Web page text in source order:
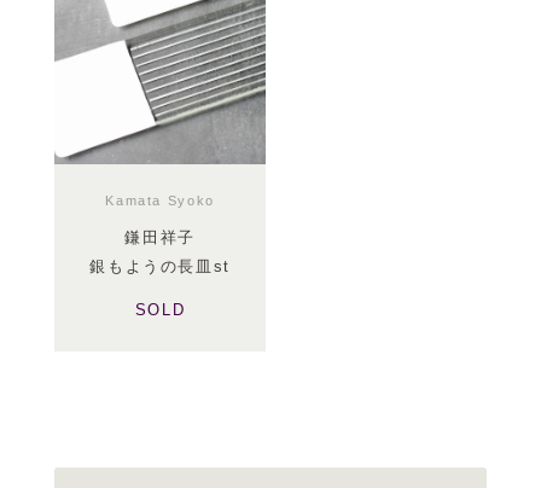
Kamata Syoko
鎌田祥子
銀もようの長皿st
SOLD